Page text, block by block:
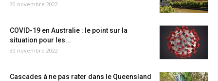
30 novembre 2022
COVID-19 en Australie : le point sur la
situation pour les...
30 novembre 2022
Cascades à ne pas rater dans le Queensland